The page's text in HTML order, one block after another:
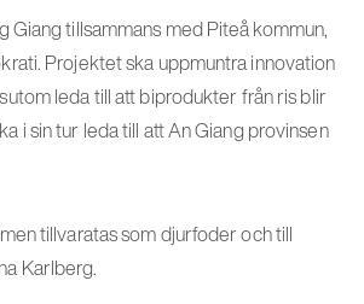
tillsammans med Piteå kommun,
Projektet ska uppmuntra innovation
leda till att biprodukter från ris blir
i sin tur leda till att An Giang provinsen
tillvaratas som djurfoder och till
Karlberg.